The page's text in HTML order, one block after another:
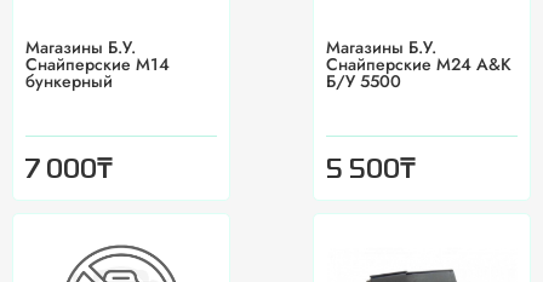
Магазины Б.У.
Снайперские M14
бункерный
7 000₸
Магазины Б.У.
Снайперские M24 A&K
Б/У 5500
5 500₸